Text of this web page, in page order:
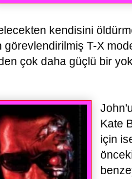
kendisini
görevlendirilmiş T-X
çok daha güçlü bir
Kate
için